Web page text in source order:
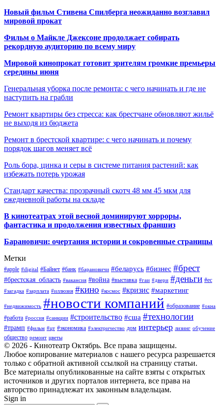
Новый фильм Стивена Спилберга неожиданно возглавил
мировой прокат
Фильм о Майкле Джексоне продолжает собирать
рекордную аудиторию по всему миру
Мировой кинопрокат готовит зрителям громкие премьеры
середины июня
Генеральная уборка после ремонта: с чего начинать и где не
наступить на грабли
Ремонт квартиры без стресса: как брестчане обновляют жильё
не выходя из бюджета
Ремонт в брестской квартире: с чего начинать и почему
порядок шагов меняет всё
Роль бора, цинка и серы в системе питания растений: как
избежать потерь урожая
Стандарт качества: прозрачный скотч 48 мм 45 мкм для
ежедневной работы на складе
В кинотеатрах этой весной доминируют хорроры,
фантастика и продолжения известных франшиз
Барановичи: очертания истории и сокровенные страницы
Метки
#apple #digital #Байнет #банк #барановичи #беларусь #бизнес #брест
#брестская_область #вакансия #война #выставка #гаи #двери #деньги #ес
#загадка #зарплата #иллюзия #кино #космос #кризис #маркетинг
#недвижимость #новости компаний #образование #окна
#работа #россия #санкции #строительство #сша #технологии
#трамп #фильм #цт #экономика #электричество дом интерьер лизинг обучение
общество ремонт цветы
© 2026 - Кинотеатр Октябрь. Все права защищены.
Любое копирование материалов с нашего ресурса разрешается
только с обратной активной ссылкой на страницу статьи.
Все материалы опубликованные на сайте взяты с открытых
источников и других порталов интернета, все права на
авторство принадлежат их законным владельцам.
Sign in